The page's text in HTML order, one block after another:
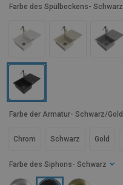
Farbe des Siphons - Schwarz
Farbe des Spülbeckens - Schwarz
Farbe der Armatur - Schwarz/Gold
Gold
Chrom Schwarz